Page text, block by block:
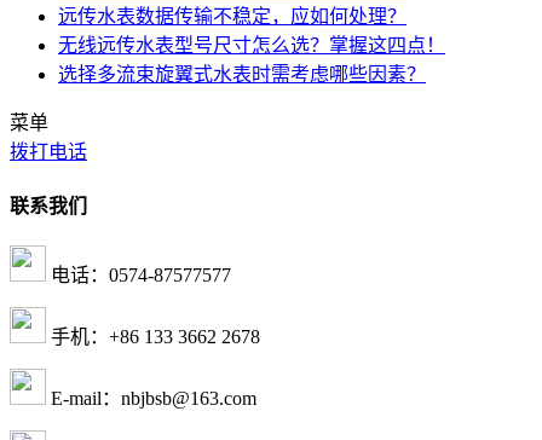
远传水表数据传输不稳定，应如何处理？
无线远传水表型号尺寸怎么选？掌握这四点！
选择多流束旋翼式水表时需考虑哪些因素？
菜单
拨打电话
联系我们
电话：0574-87577577
手机：+86 133 3662 2678
E-mail：nbjbsb@163.com